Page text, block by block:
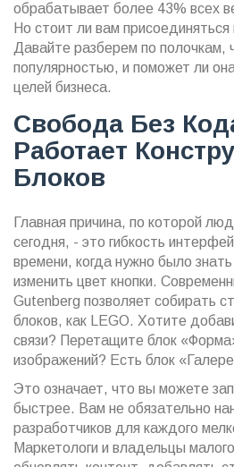
обрабатывает более 43% всех
Но стоит ли вам
Давайте разберем по полочкам,
популярностью, и поможет ли
целей бизнеса.
Свобода Без
Работает
Блоков
Главная причина, по которой
сегодня, - это гибкость
времени, когда нужно было
изменить цвет кнопки.
Gutenberg позволяет собирать
блоков, как LEGO. Хотите
связи? Перетащите блок
изображений? Есть блок
Это означает, что вы можете
быстрее. Вам не обязательно
разработчиков для каждого
Маркетологи и владельцы